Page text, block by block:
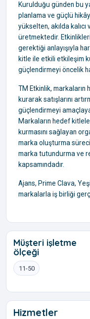
Kurulduğu günden bu
planlama ve güçlü
yükselten, akılda
üretmektedir.
gerektiği anlayışıyla
kitle ile etkili etkileşim
güçlendirmeyi öncelik
TM Etkinlik,
kurarak satışlarını
güçlendirmeyi
Markaların hedef
kurmasını sağlayan
marka oluşturma
marka tutundurma ve
kapsamındadır.
Ajans, Prime Clava,
markalarla iş birliği
Müşteri işletme
ölçeği
11-50
Hizmetler